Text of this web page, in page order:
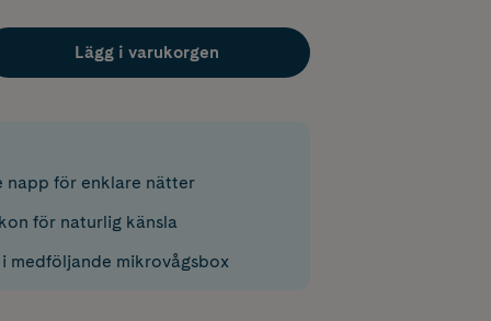
Lägg i varukorgen
napp för enklare nätter
för naturlig känsla
medföljande mikrovågsbox